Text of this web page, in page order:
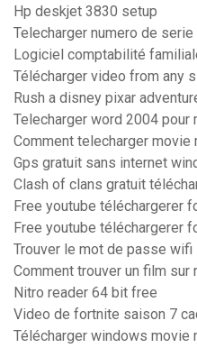
Hp deskjet 3830 setup
Telecharger numero de
Logiciel comptabilité
Télécharger video from any
Rush a disney pixar
Telecharger word 2004 pour
Comment telecharger movie
Gps gratuit sans internet
Clash of clans gratuit
Free youtube téléchargerer
Free youtube téléchargerer
Trouver le mot de passe
Comment trouver un film sur
Nitro reader 64 bit free
Video de fortnite saison 7
Télécharger windows movie